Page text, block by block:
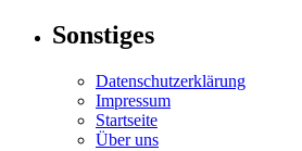
Sonstiges
Datenschutzerklärung
Impressum
Startseite
Über uns